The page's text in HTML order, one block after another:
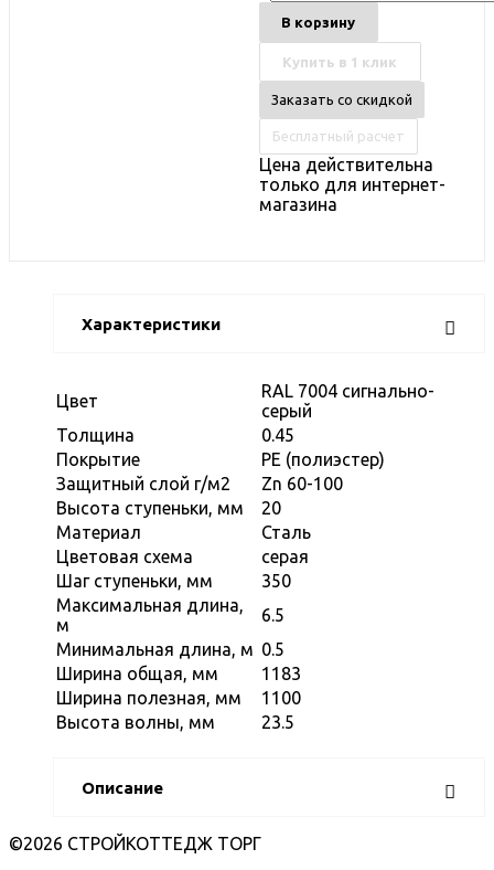
В корзину
Купить в 1 клик
Заказать со скидкой
Бесплатный расчет
Цена действительна
только для интернет-
магазина
Характеристики
Цвет
RAL 7004 сигнально-
серый
Толщина
0.45
Покрытие
PE (полиэстер)
Защитный слой г/м2
Zn 60-100
Высота ступеньки, мм
20
Материал
Сталь
Цветовая схема
серая
Шаг ступеньки, мм
350
Максимальная длина,
м
6.5
Минимальная длина, м 0.5
Ширина общая, мм
1183
Ширина полезная, мм
1100
Высота волны, мм
23.5
Описание
©2026 СТРОЙКОТТЕДЖ ТОРГ